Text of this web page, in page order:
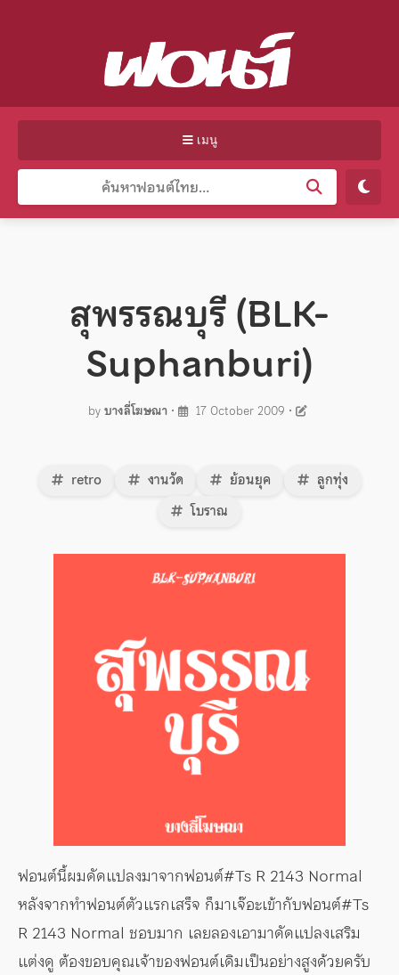
เมนู
สุพรรณบุรี (BLK-
Suphanburi)
byบางลี่โฆษณา• 17 October 2009 •
retro งานวัด ย้อนยุค
ลูกทุ่ง
โบราณ
ฟอนต์นี้ผมดัดแปลงมาจากฟอนต์#Ts R 2143 Normal
หลังจากทำฟอนต์ตัวแรกเสร็จ ก็มาเจ๊อะเข้ากับฟอนต์#Ts
R 2143 Normal ชอบมาก เลยลองเอามาดัดแปลงเสริม
แต่งดู ต้องขอบคุณเจ้าของฟอนต์เดิมเป็นอย่างสูงด้วยครับ